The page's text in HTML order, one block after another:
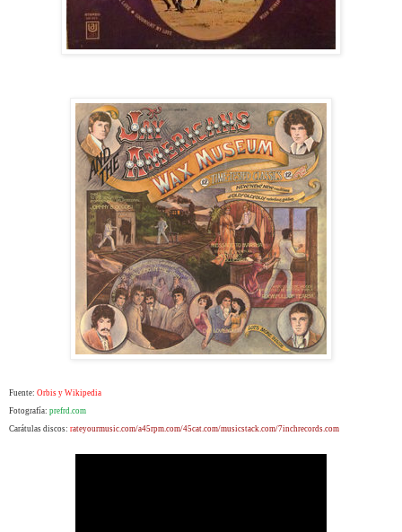
Fuente: Orbis y Wikipedia
Fotografía: prefrd.com
Carátulas discos: rateyourmusic.com/a45rpm.com/45cat.com/musicstack.com/7inchrecords.com